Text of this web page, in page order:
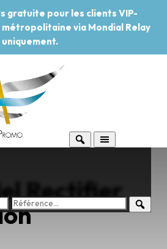
gratuite pour les clients VIP-
métropolitaine via Mondial Relay
uniquement.
Rectifier